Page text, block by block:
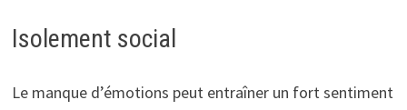
Isolement social
Le manque d’émotions peut entraîner un fort sentiment